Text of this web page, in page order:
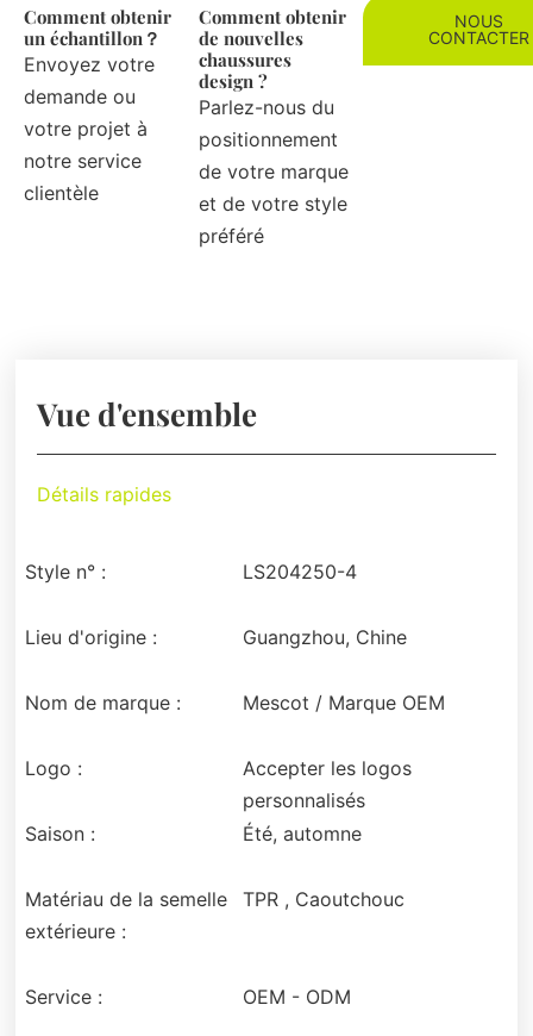
Comment obtenir
un échantillon？
Envoyez votre
demande ou
votre projet à
notre service
clientèle
Comment obtenir
de nouvelles
chaussures
design ?
Parlez-nous du
positionnement
de votre marque
et de votre style
préféré
NOUS
CONTACTER
Vue d'ensemble
Détails rapides
Style n° : LS204250-4
Lieu d'origine : Guangzhou, Chine
Nom de marque : Mescot / Marque OEM
Logo :
Accepter les logos
personnalisés
Saison :
Été, automne
Matériau de la semelle
extérieure :
TPR , Caoutchouc
Service : OEM - ODM